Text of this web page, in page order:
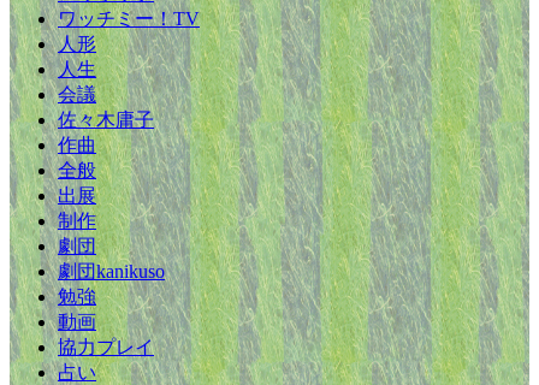
ワッチミー！TV
人形
人生
会議
佐々木庸子
作曲
全般
出展
制作
劇団
劇団kanikuso
勉強
動画
協力プレイ
占い